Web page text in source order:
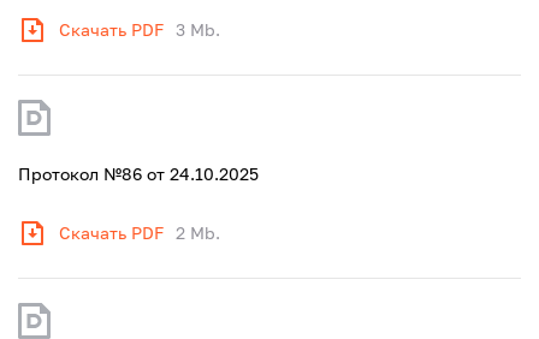
Скачать PDF 3 Mb.
Протокол №86 от 24.10.2025
Скачать PDF 2 Mb.